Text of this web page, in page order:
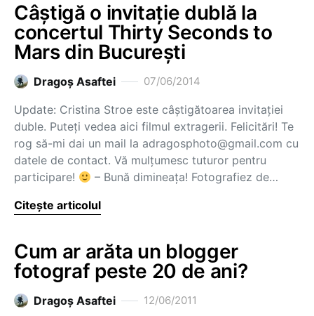
Câștigă o invitație dublă la
concertul Thirty Seconds to
Mars din București
Dragoş Asaftei 07/06/2014
Update: Cristina Stroe este câștigătoarea invitației
duble. Puteți vedea aici filmul extragerii. Felicitări! Te
rog să-mi dai un mail la adragosphoto@gmail.com cu
datele de contact. Vă mulțumesc tuturor pentru
participare!
– Bună dimineața! Fotografiez de…
Citește articolul
Cum ar arăta un blogger
fotograf peste 20 de ani?
Dragoş Asaftei 12/06/2011